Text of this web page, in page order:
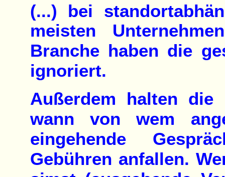
(...) bei
meisten
Branche haben die
ignoriert.
Außerdem halten die
wann von wem
eingehende
Gebühren anfallen.